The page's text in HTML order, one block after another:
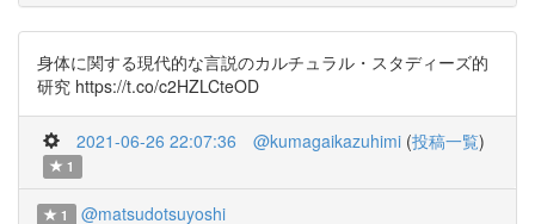
身体に関する現代的な言説のカルチュラル・スタディーズ的
研究 https://t.co/c2HZLCteOD
2021-06-26 22:07:36 @kumagaikazuhimi (投稿一覧)
1
1 @matsudotsuyoshi